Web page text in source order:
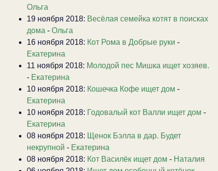
Ольга
19 ноября 2018: Весёлая семейка котят в поисках
дома - Ольга
16 ноября 2018: Кот Рома в Добрые руки -
Екатерина
11 ноября 2018: Молодой пес Мишка ищет хозяев.
- Екатерина
10 ноября 2018: Кошечка Кофе ищет дом -
Екатерина
10 ноября 2018: Годовалый кот Валли ищет дом -
Екатерина
08 ноября 2018: Щенок Бэлла в дар. Будет
некрупной - Екатерина
08 ноября 2018: Кот Василёк ищет дом - Наталия